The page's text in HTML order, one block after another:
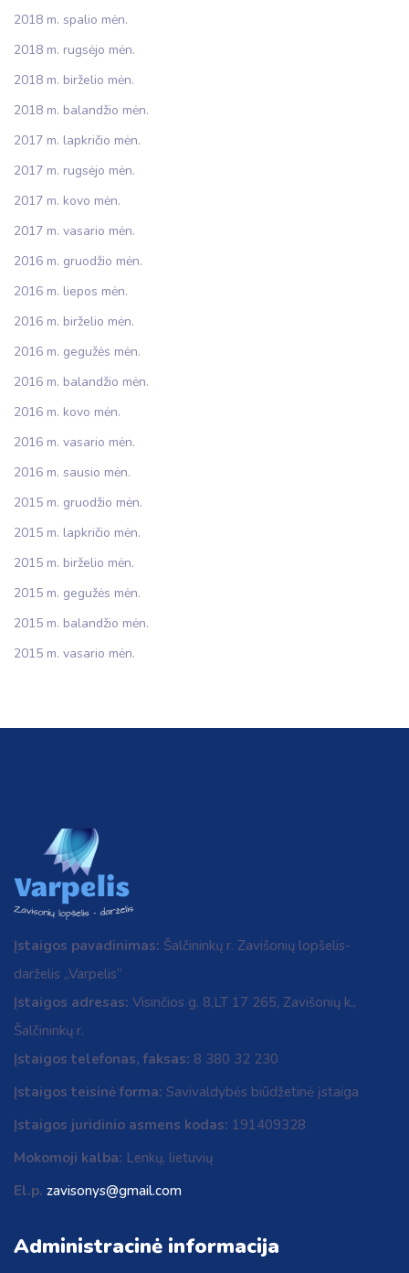
2018 m. spalio mėn.
2018 m. rugsėjo mėn.
2018 m. birželio mėn.
2018 m. balandžio mėn.
2017 m. lapkričio mėn.
2017 m. rugsėjo mėn.
2017 m. kovo mėn.
2017 m. vasario mėn.
2016 m. gruodžio mėn.
2016 m. liepos mėn.
2016 m. birželio mėn.
2016 m. gegužės mėn.
2016 m. balandžio mėn.
2016 m. kovo mėn.
2016 m. vasario mėn.
2016 m. sausio mėn.
2015 m. gruodžio mėn.
2015 m. lapkričio mėn.
2015 m. birželio mėn.
2015 m. gegužės mėn.
2015 m. balandžio mėn.
2015 m. vasario mėn.
Įstaigos pavadinimas: Šalčininkų r. Zavišonių lopšelis-
darželis „Varpelis“
Įstaigos adresas: Visinčios g. 8,LT 17 265, Zavišonių k.,
Šalčininkų r.
Įstaigos telefonas, faksas: 8 380 32 230
Įstaigos teisinė forma: Savivaldybės biūdžetinė įstaiga
Įstaigos juridinio asmens kodas: 191409328
Mokomoji kalba: Lenkų, lietuvių
El.p. zavisonys@gmail.com
Administracinė informacija